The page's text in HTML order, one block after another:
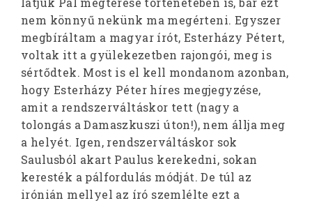
nem könnyű nekünk ma megérteni. Egyszer
megbíráltam a magyar írót, Esterházy Pétert,
voltak itt a gyülekezetben rajongói, meg is
sértődtek. Most is el kell mondanom azonban,
hogy Esterházy Péter híres megjegyzése,
amit a rendszerváltáskor tett (nagy a
tolongás a Damaszkuszi úton!), nem állja meg
a helyét. Igen, rendszerváltáskor sok
Saulusból akart Paulus kerekedni, sokan
keresték a pálfordulás módját. De túl az
irónián mellyel az író szemlélte ezt a